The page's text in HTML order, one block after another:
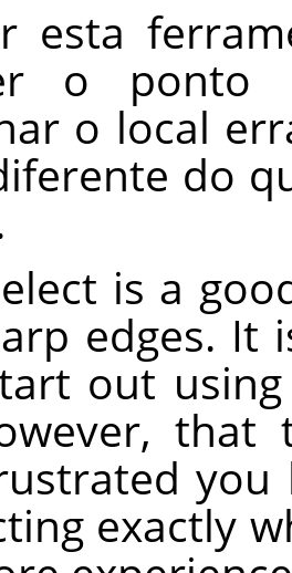
esta
o ponto
o local
do
is a
edges. It
out
exactly